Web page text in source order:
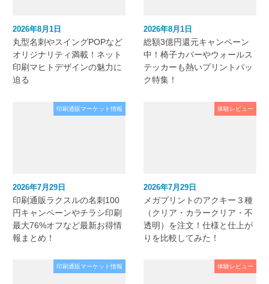
2026年8月1日
丸型名刺やスイングPOPなど
オリジナリティ満載！ネット
印刷マヒトデザインの魅力に
迫る
2026年8月1日
総額3億円還元キャンペーン
中！椅子カバーやウォールス
テッカーも熱いプリントパッ
ク特集！
印刷通販マーケット情報
2026年7月29日
印刷通販ラクスルの名刺100
円キャンペーンやチラシ印刷
最大76%オフなど最新お得情
報まとめ！
体験レビュー
2026年7月29日
メガプリントのアクキー３種
（クリア・カラークリア・不
透明）を注文！仕様と仕上が
りを比較してみた！
印刷通販マーケット情報 体験レビュー